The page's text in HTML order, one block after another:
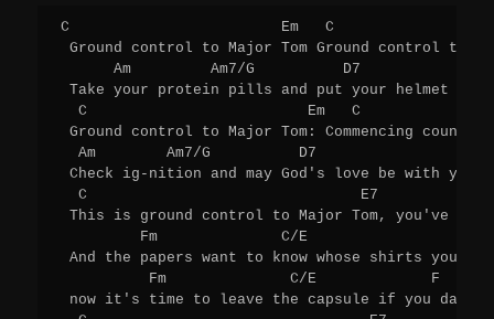
C                        Em   C
Ground control to Major Tom Ground control to
      Am         Am7/G          D7
Take your protein pills and put your helmet on
C                         Em   C
Ground control to Major Tom: Commencing
  Am        Am7/G          D7
Check ig-nition and may God's love be with you
C                               E7
This is ground control to Major Tom, you've
         Fm              C/E                   F
And the papers want to know whose shirts you
          Fm              C/E             F
now it's time to leave the capsule if you dare